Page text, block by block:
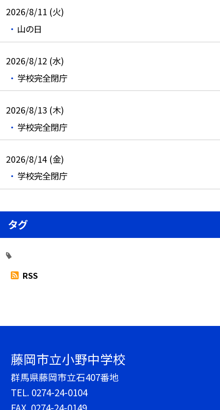
2026/8/11 (火)
山の日
2026/8/12 (水)
学校完全閉庁
2026/8/13 (木)
学校完全閉庁
2026/8/14 (金)
学校完全閉庁
タグ
RSS
藤岡市立小野中学校
群馬県藤岡市立石407番地
TEL. 0274-24-0104